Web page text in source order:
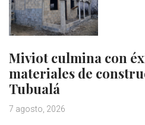
Miviot culmina con
materiales de
Tubualá
7 agosto, 2026